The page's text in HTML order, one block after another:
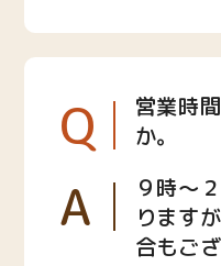
Q
営業時
か。
A
９時〜
ります
合もご